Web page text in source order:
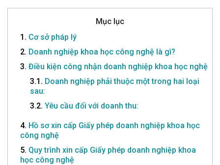
Mục lục
1. Cơ sở pháp lý
2. Doanh nghiệp khoa học công nghệ là gì?
3. Điều kiện công nhận doanh nghiệp khoa học nghệ
3.1. Doanh nghiệp phải thuộc một trong hai loại
sau:
3.2. Yêu cầu đối với doanh thu:
4. Hồ sơ xin cấp Giấy phép doanh nghiệp khoa học
công nghệ
5. Quy trình xin cấp Giấy phép doanh nghiệp khoa
học công nghệ